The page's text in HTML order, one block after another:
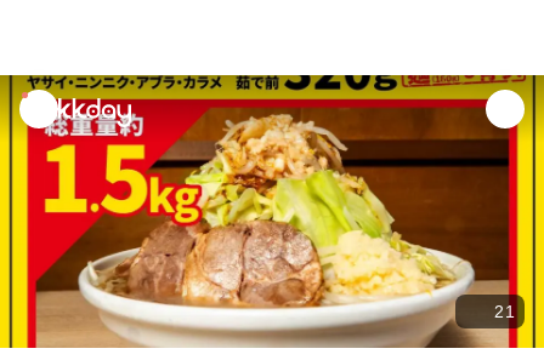
unread
notifications
21